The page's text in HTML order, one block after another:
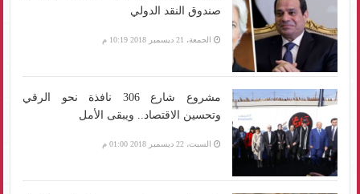
صندوق النقد الدولي
الجمعة، 21 ديسمبر 2018 10:19 م
مشروع شارع 306 نافذة نحو الرقي
وتحسين الاقتصاد.. ويبقى الأمل
السبت، 22 ديسمبر 2018 01:00 م